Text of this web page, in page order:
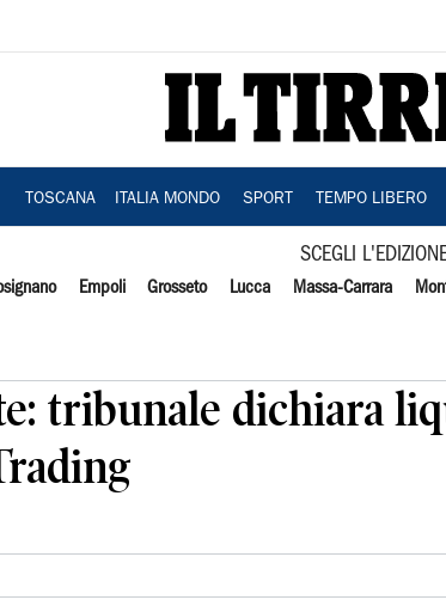
TOSCANA ITALIA MONDO SPORT TEMPO LIBERO
SCEGLI
Empoli Grosseto Lucca Massa-Carrara
tribunale dichiara